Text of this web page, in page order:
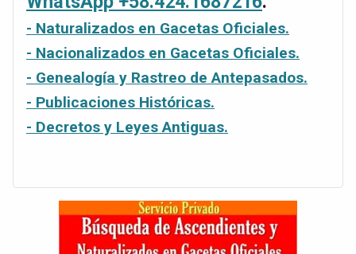
- Naturalizados en Gacetas Oficiales.
- Nacionalizados en Gacetas Oficiales.
- Genealogía y Rastreo de Antepasados.
- Publicaciones Históricas.
- Decretos y Leyes Antiguas.